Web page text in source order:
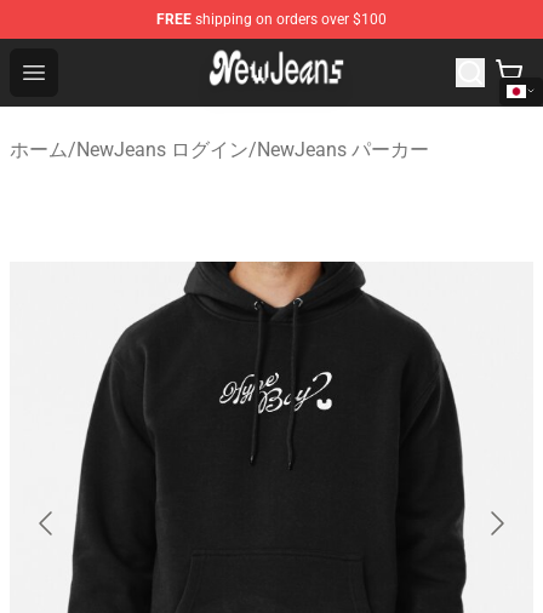
FREE shipping on orders over $100
Open menu
NewJeans Store - Official NewJeans Merchandise Shop
ホーム/NewJeans ログイン/NewJeans パーカー